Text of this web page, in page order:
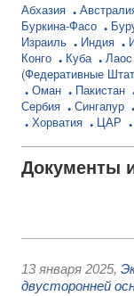
Абхазия
Буркина-Фасо
Израиль
Индия
Конго
Куба Лаос
(Федеративные
Оман
Пакистан
Сербия
Сингапур
Хорватия
ЦАР
Документы
13 января 2025,
двусторонней